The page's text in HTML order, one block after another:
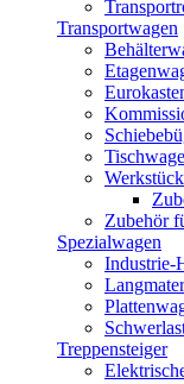
Transportwagen
Zubehör
Spezialwagen
Industrie-
Treppensteiger